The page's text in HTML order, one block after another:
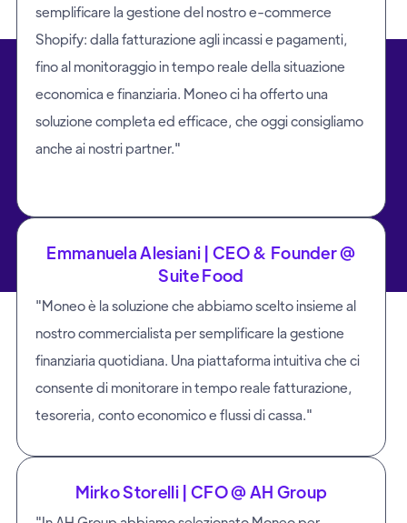
semplificare la gestione del nostro e-commerce
Shopify: dalla fatturazione agli incassi e pagamenti,
fino al monitoraggio in tempo reale della situazione
economica e finanziaria. Moneo ci ha offerto una
soluzione completa ed efficace, che oggi consigliamo
anche ai nostri partner."
Emmanuela Alesiani | CEO & Founder @
Suite Food
"Moneo è la soluzione che abbiamo scelto insieme al
nostro commercialista per semplificare la gestione
finanziaria quotidiana. Una piattaforma intuitiva che ci
consente di monitorare in tempo reale fatturazione,
tesoreria, conto economico e flussi di cassa."
Mirko Storelli | CFO @ AH Group
Moneo
P.IVA IT12620060967
Camera di commercio di Milano: REA MI - 2673416
info@moneo.tech